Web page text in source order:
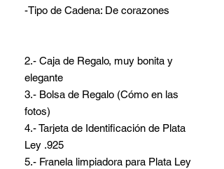
-Tipo de Cadena: De corazones
2.- Caja de Regalo, muy bonita y
elegante
3.- Bolsa de Regalo (Cómo en las
fotos)
4.- Tarjeta de Identificación de Plata
Ley .925
5.- Franela limpiadora para Plata Ley